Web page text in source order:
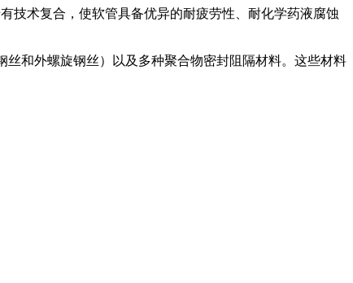
技术复合，使软管具备优异的耐疲劳性、耐化学药液腐蚀
和外螺旋钢丝）以及多种聚合物密封阻隔材料。这些材料